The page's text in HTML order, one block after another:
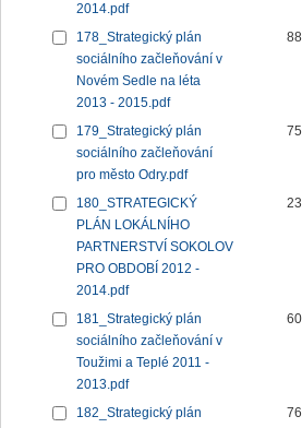
2014.pdf
178_Strategický plán
sociálního začleňování v
Novém Sedle na léta
2013 - 2015.pdf
179_Strategický plán
sociálního začleňování
pro město Odry.pdf
180_STRATEGICKÝ
PLÁN LOKÁLNÍHO
PARTNERSTVÍ SOKOLOV
PRO OBDOBÍ 2012 -
2014.pdf
181_Strategický plán
sociálního začleňování v
Toužimi a Teplé 2011 -
2013.pdf
182_Strategický plán